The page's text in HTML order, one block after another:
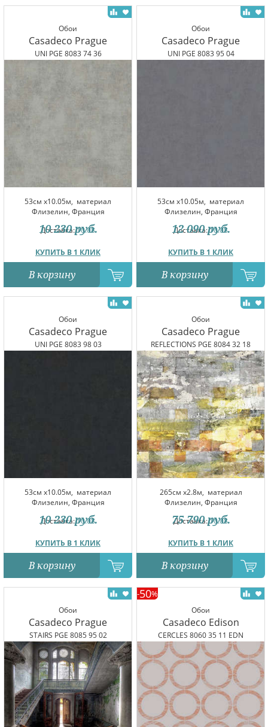
Обои
Casadeco Prague
UNI PGE 8083 74 36
53см x10.05м, материал
Флизелин, Франция
Доставка:10.08
КУПИТЬ В 1 КЛИК
10 230 руб.
В корзину
Обои
Casadeco Prague
UNI PGE 8083 95 04
53см x10.05м, материал
Флизелин, Франция
Доставка:10.08
КУПИТЬ В 1 КЛИК
12 090 руб.
В корзину
Обои
Casadeco Prague
UNI PGE 8083 98 03
53см x10.05м, материал
Флизелин, Франция
Доставка:10.08
КУПИТЬ В 1 КЛИК
10 230 руб.
В корзину
Обои
Casadeco Prague
REFLECTIONS PGE 8084 32 18
265см x2.8м, материал
Флизелин, Франция
Доставка:10.08
КУПИТЬ В 1 КЛИК
75 790 руб.
В корзину
Обои
Casadeco Prague
STAIRS PGE 8085 95 02
Обои
Casadeco Edison
CERCLES 8060 35 11 EDN
-50%